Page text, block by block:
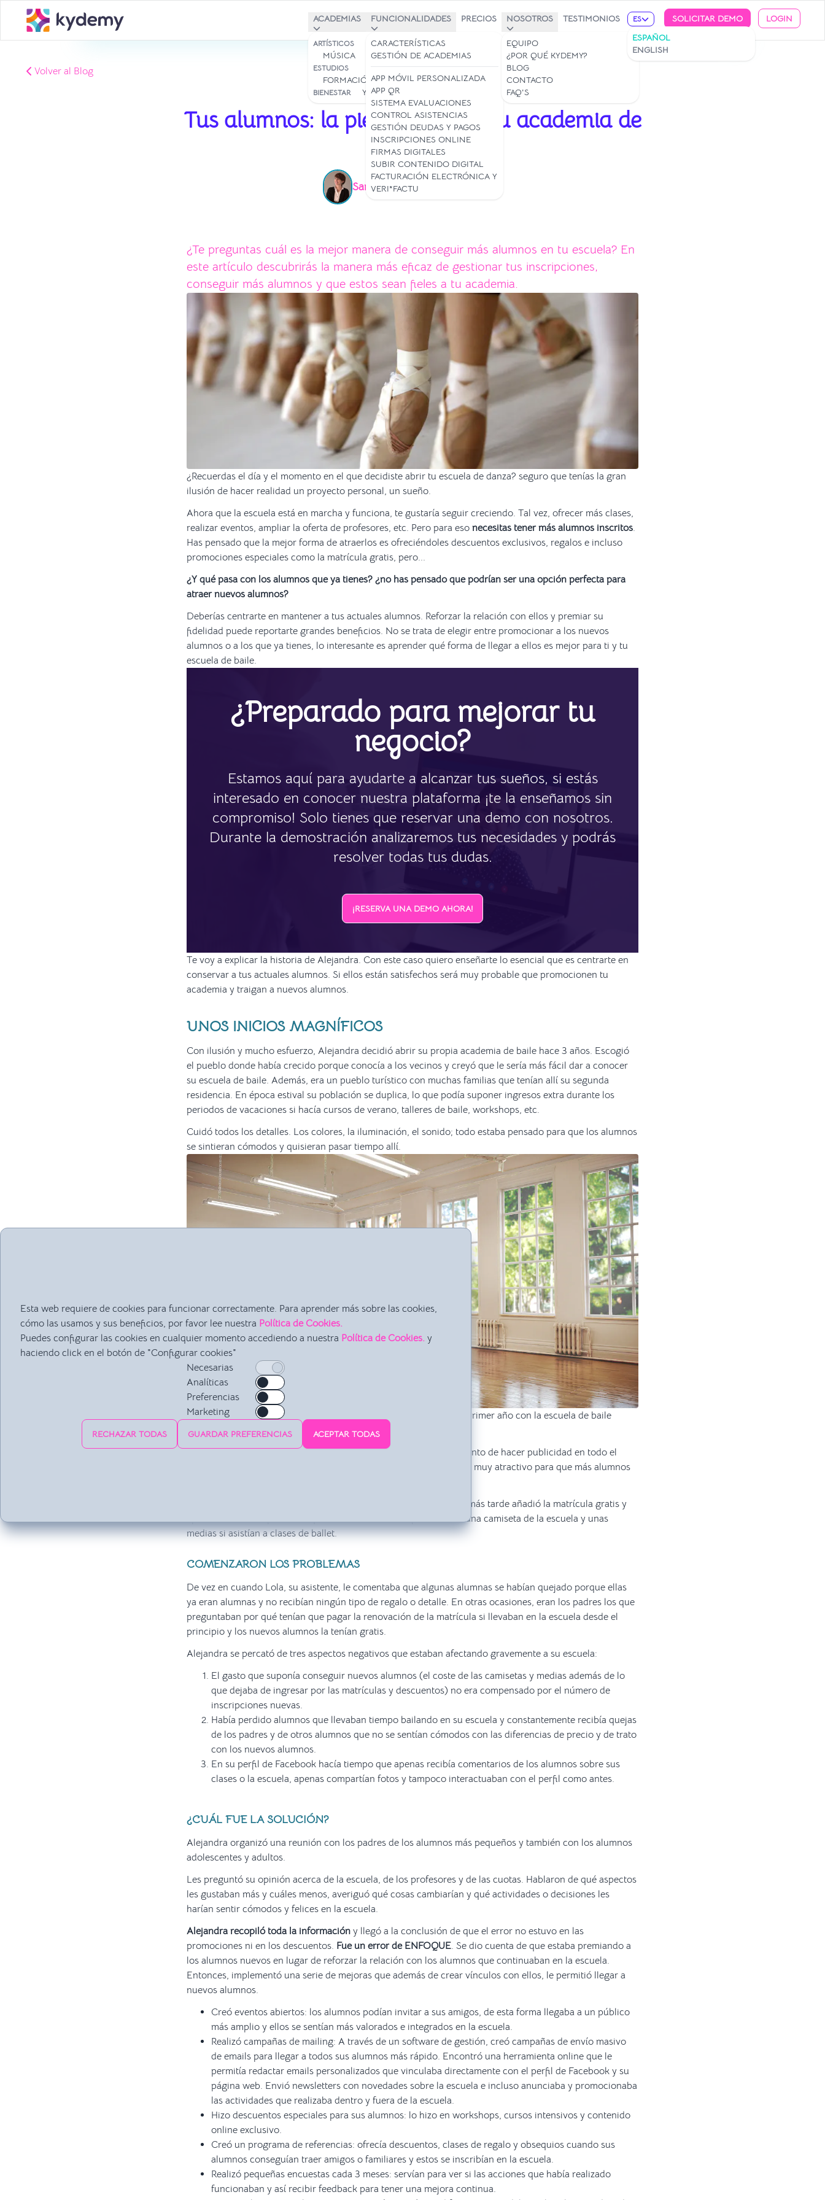
ACADEMIAS
ARTÍSTICOS
BAILE Y DANZA
MÚSICA
ARTE
ESTUDIOS
FORMACIÓN/IDIOMAS
BIENESTAR YOGA Y PILATES
FUNCIONALIDADES
CARACTERÍSTICAS
GESTIÓN DE ACADEMIAS
APP MÓVIL PERSONALIZADA
APP QR
SISTEMA EVALUACIONES
CONTROL ASISTENCIAS
GESTIÓN DEUDAS Y PAGOS
INSCRIPCIONES ONLINE
FIRMAS DIGITALES
SUBIR CONTENIDO DIGITAL
FACTURACIÓN ELECTRÓNICA Y
VERI*FACTU
PRECIOS NOSOTROS
EQUIPO
¿POR QUÉ KYDEMY?
BLOG
CONTACTO
FAQ'S
TESTIMONIOS ES
ESPAÑOL
ENGLISH
SOLICITAR DEMO LOGIN
Volver al Blog
19 jul 2021
Tus alumnos: la pieza clave en tu academia de
baile
Samantha Rey
¿Te preguntas cuál es la mejor manera de conseguir más alumnos en tu escuela? En
este artículo descubrirás la manera más eficaz de gestionar tus inscripciones,
conseguir más alumnos y que estos sean fieles a tu academia.
¿Recuerdas el día y el momento en el que decidiste abrir tu escuela de danza? seguro que tenías la gran
ilusión de hacer realidad un proyecto personal, un sueño.
Ahora que la escuela está en marcha y funciona, te gustaría seguir creciendo. Tal vez, ofrecer más clases,
realizar eventos, ampliar la oferta de profesores, etc. Pero para eso necesitas tener más alumnos inscritos.
Has pensado que la mejor forma de atraerlos es ofreciéndoles descuentos exclusivos, regalos e incluso
promociones especiales como la matrícula gratis, pero...
¿Y qué pasa con los alumnos que ya tienes? ¿no has pensado que podrían ser una opción perfecta para
atraer nuevos alumnos?
Deberías centrarte en mantener a tus actuales alumnos. Reforzar la relación con ellos y premiar su
fidelidad puede reportarte grandes beneficios. No se trata de elegir entre promocionar a los nuevos
alumnos o a los que ya tienes, lo interesante es aprender qué forma de llegar a ellos es mejor para ti y tu
escuela de baile.
¿Preparado para mejorar tu
negocio?
Estamos aquí para ayudarte a alcanzar tus sueños, si estás
interesado en conocer nuestra plataforma ¡te la enseñamos sin
compromiso! Solo tienes que reservar una demo con nosotros.
Durante la demostración analizaremos tus necesidades y podrás
resolver todas tus dudas.
¡RESERVA UNA DEMO AHORA!
Te voy a explicar la historia de Alejandra. Con este caso quiero enseñarte lo esencial que es centrarte en
conservar a tus actuales alumnos. Si ellos están satisfechos será muy probable que promocionen tu
academia y traigan a nuevos alumnos.
UNOS INICIOS MAGNÍFICOS
Con ilusión y mucho esfuerzo, Alejandra decidió abrir su propia academia de baile hace 3 años. Escogió
el pueblo donde había crecido porque conocía a los vecinos y creyó que le sería más fácil dar a conocer
su escuela de baile. Además, era un pueblo turístico con muchas familias que tenían allí su segunda
residencia. En época estival su población se duplica, lo que podía suponer ingresos extra durante los
periodos de vacaciones si hacía cursos de verano, talleres de baile, workshops, etc.
Cuidó todos los detalles. Los colores, la iluminación, el sonido; todo estaba pensado para que los alumnos
se sintieran cómodos y quisieran pasar tiempo allí.
En apenas 3 meses ya contaba con unos 50 alumnos y cumplía el primer año con la escuela de baile
sobrepasando los 130 alumnos.
Alejandra vio el potencial de su academiay pensó que era el momento de hacer publicidad en todo el
pueblo y alrededores. Creía que lo más importante era ofrecer algo muy atractivo para que más alumnos
Comenzó con un descuento en las cuotas de los nuevos alumnos, más tarde añadió la matrícula gratis y
apenas un mes después obsequiaba las nuevas inscripciones con una camiseta de la escuela y unas
medias si asistían a clases de ballet.
COMENZARON LOS PROBLEMAS
De vez en cuando Lola, su asistente, le comentaba que algunas alumnas se habían quejado porque ellas
ya eran alumnas y no recibían ningún tipo de regalo o detalle. En otras ocasiones, eran los padres los que
preguntaban por qué tenían que pagar la renovación de la matrícula si llevaban en la escuela desde el
principio y los nuevos alumnos la tenían gratis.
Alejandra se percató de tres aspectos negativos que estaban afectando gravemente a su escuela:
El gasto que suponía conseguir nuevos alumnos (el coste de las camisetas y medias además de lo
que dejaba de ingresar por las matrículas y descuentos) no era compensado por el número de
inscripciones nuevas.
Había perdido alumnos que llevaban tiempo bailando en su escuela y constantemente recibía quejas
de los padres y de otros alumnos que no se sentían cómodos con las diferencias de precio y de trato
con los nuevos alumnos.
En su perfil de Facebook hacía tiempo que apenas recibía comentarios de los alumnos sobre sus
clases o la escuela, apenas compartían fotos y tampoco interactuaban con el perfil como antes.
¿CUÁL FUE LA SOLUCIÓN?
Alejandra organizó una reunión con los padres de los alumnos más pequeños y también con los alumnos
adolescentes y adultos.
Les preguntó su opinión acerca de la escuela, de los profesores y de las cuotas. Hablaron de qué aspectos
les gustaban más y cuáles menos, averiguó qué cosas cambiarían y qué actividades o decisiones les
harían sentir cómodos y felices en la escuela.
Alejandra recopiló toda la información y llegó a la conclusión de que el error no estuvo en las
promociones ni en los descuentos. Fue un error de ENFOQUE. Se dio cuenta de que estaba premiando a
los alumnos nuevos en lugar de reforzar la relación con los alumnos que continuaban en la escuela.
Entonces, implementó una serie de mejoras que además de crear vínculos con ellos, le permitió llegar a
nuevos alumnos.
Creó eventos abiertos: los alumnos podían invitar a sus amigos, de esta forma llegaba a un público
más amplio y ellos se sentían más valorados e integrados en la escuela.
Realizó campañas de mailing: A través de un software de gestión, creó campañas de envío masivo
de emails para llegar a todos sus alumnos más rápido. Encontró una herramienta online que le
permitía redactar emails personalizados que vinculaba directamente con el perfil de Facebook y su
página web. Envió newsletters con novedades sobre la escuela e incluso anunciaba y promocionaba
las actividades que realizaba dentro y fuera de la escuela.
Hizo descuentos especiales para sus alumnos: lo hizo en workshops, cursos intensivos y contenido
online exclusivo.
Creó un programa de referencias: ofrecía descuentos, clases de regalo y obsequios cuando sus
alumnos conseguían traer amigos o familiares y estos se inscribían en la escuela.
Realizó pequeñas encuestas cada 3 meses: servían para ver si las acciones que había realizado
funcionaban y así recibir feedback para tener una mejora continua.
Esta web requiere de cookies para funcionar correctamente. Para aprender más sobre las cookies,
cómo las usamos y sus beneficios, por favor lee nuestra Política de Cookies.
Puedes configurar las cookies en cualquier momento accediendo a nuestra Política de Cookies. y
haciendo click en el botón de "Configurar cookies"
Necesarias
Analíticas
Preferencias
Marketing
RECHAZAR TODAS GUARDAR PREFERENCIAS ACEPTAR TODAS